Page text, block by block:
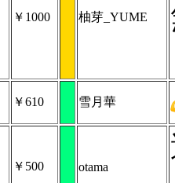
￥1000 柚芽_YUME
￥610 雪月華
￥500 otama